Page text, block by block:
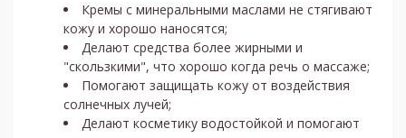
Кремы с минеральными маслами не стягивают
кожу и хорошо наносятся;
Делают средства более жирными и
"скользкими", что хорошо когда речь о массаже;
Помогают защищать кожу от воздействия
солнечных лучей;
Делают косметику водостойкой и помогают